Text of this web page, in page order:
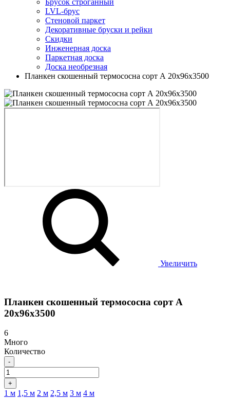
Брусок строганный
LVL-брус
Стеновой паркет
Декоративные бруски и рейки
Скидки
Инженерная доска
Паркетная доска
Доска необрезная
Планкен скошенный термососна сорт А 20х96х3500
Увеличить
Планкен скошенный термососна сорт А
20х96х3500
6
Много
Количество
-
+
1 м 1,5 м 2 м 2,5 м 3 м 4 м